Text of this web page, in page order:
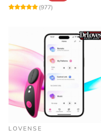
(977)
LOVENSE